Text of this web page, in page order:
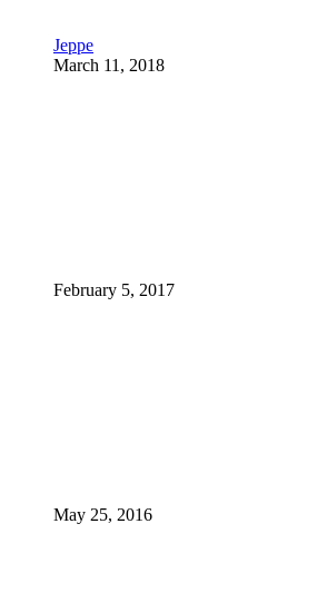
Jeppe
March 11, 2018
February 5, 2017
May 25, 2016